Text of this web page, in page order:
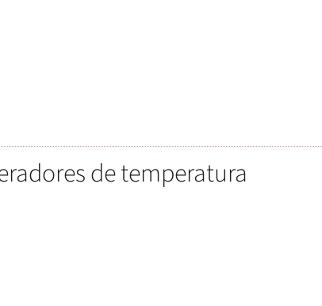
de temperatura